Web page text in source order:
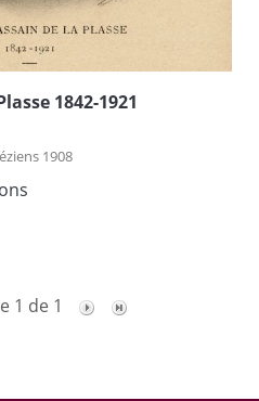
1842-1921
1908
1 de 1